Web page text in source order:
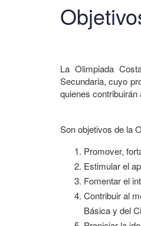
La Olimpiada
Secundaria, cuyo
quienes
Son objetivos de la
Promover,
Estimular el
Fomentar el
Contribuir al
Básica y del